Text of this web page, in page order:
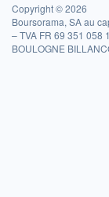
Copyright © 2026
Boursorama, SA au
– TVA FR 69 351 058
BOULOGNE